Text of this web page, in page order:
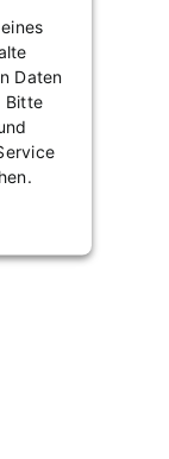
Daten
Bitte